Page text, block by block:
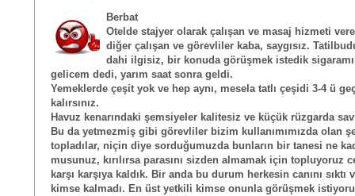
Berbat
Otelde stajyer olarak çalışan ve masaj hizmeti
diğer çalışan ve görevliler kaba, saygısız.
dahi ilgisiz, bir konuda görüşmek istedik
gelicem dedi, yarım saat sonra geldi.
Yemeklerde çeşit yok ve hep aynı, mesela tatlı çeşidi 3-4 ü
kalırsınız.
Havuz kenarındaki şemsiyeler kalitesiz ve küçük rüzgarda
Bu da yetmezmiş gibi görevliler bizim kullanımımızda olan
topladılar, niçin diye sorduğumuzda bunların bir tanesi ne
musunuz, kırılırsa parasını sizden almamak için topluyoruz
karşı karşıya kaldık. Bir anda bu durum herkesin canını sıktı
kimse kalmadı. En üst yetkili kimse onunla görüşmek